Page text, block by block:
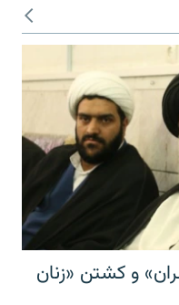
و کشتن «زنان